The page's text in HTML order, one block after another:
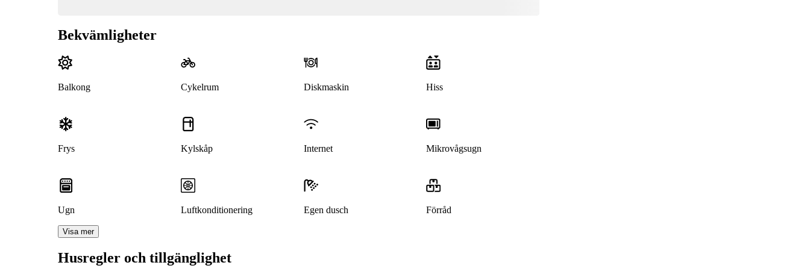
Bekvämligheter
Balkong Cykelrum Diskmaskin Hiss
Frys Kylskåp Internet Mikrovågsugn
Ugn Luftkonditionering Egen dusch Förråd
Visa mer
Husregler och tillgänglighet